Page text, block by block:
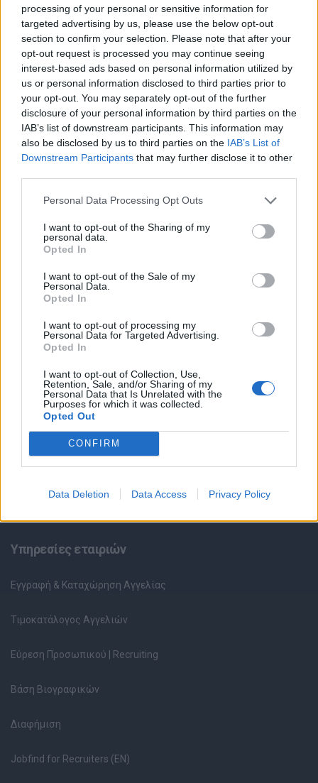
processing of your personal or sensitive information for
targeted advertising by us, please use the below opt-out
section to confirm your selection. Please note that after your
opt-out request is processed you may continue seeing
interest-based ads based on personal information utilized by
us or personal information disclosed to third parties prior to
your opt-out. You may separately opt-out of the further
disclosure of your personal information by third parties on the
IAB’s list of downstream participants. This information may
also be disclosed by us to third parties on the IAB’s List of
Downstream Participants that may further disclose it to other
Personal Data Processing Opt Outs
I want to opt-out of the Sharing of my
personal data.
Opted In
I want to opt-out of the Sale of my
Personal Data.
Opted In
I want to opt-out of processing my
Personal Data for Targeted Advertising.
Opted In
I want to opt-out of Collection, Use,
Retention, Sale, and/or Sharing of my
Personal Data that Is Unrelated with the
Purposes for which it was collected.
Opted Out
CONFIRM
Data Deletion Data Access Privacy Policy
Θέσεις εργασίας
Όλες οι Θέσεις Εργασίας
Θέσεις Εργασίας ανά Εταιρεία
Υπηρεσίες υποψηφίων
Καταχώρηση Online Βιογραφικού
HR corner
Περιγραφές Θέσεων Εργασίας
Υπηρεσίες εταιριών
Εγγραφή & Καταχώρηση Αγγελίας
Τιμοκατάλογος Αγγελιών
Εύρεση Προσωπικού | Recruiting
Βάση Βιογραφικών
Διαφήμιση
Jobfind for Recruiters (EN)